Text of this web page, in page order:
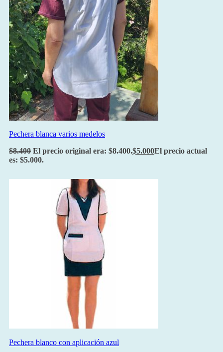
Pechera blanca varios medelos
$8.400 El precio original era: $8.400.$5.000El precio actual
es: $5.000.
Pechera blanco con aplicación azul